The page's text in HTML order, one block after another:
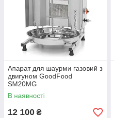
Апарат для шаурми газовий з
двигуном GoodFood
SM20MG
В наявності
12 100 ₴